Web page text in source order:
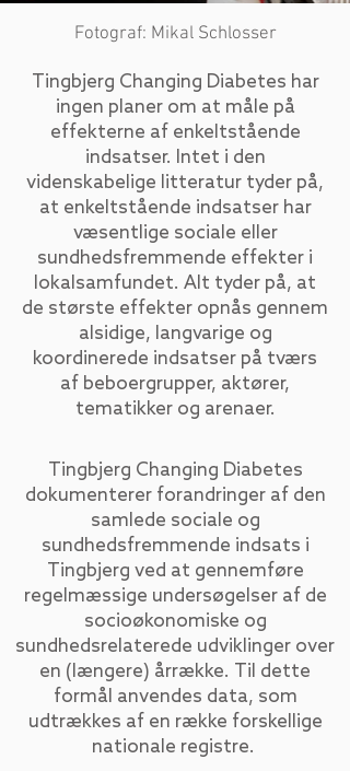
Fotograf: Mikal Schlosser
Tingbjerg Changing Diabetes har
ingen planer om at måle på
effekterne af enkeltstående
indsatser. Intet i den
videnskabelige litteratur tyder på,
at enkeltstående indsatser har
væsentlige sociale eller
sundhedsfremmende effekter i
lokalsamfundet. Alt tyder på, at
de største effekter opnås gennem
alsidige, langvarige og
koordinerede indsatser på tværs
af beboergrupper, aktører,
tematikker og arenaer.
Tingbjerg Changing Diabetes
dokumenterer forandringer af den
samlede sociale og
sundhedsfremmende indsats i
Tingbjerg ved at gennemføre
regelmæssige undersøgelser af de
socioøkonomiske og
sundhedsrelaterede udviklinger over
en (længere) årrække. Til dette
formål anvendes data, som
udtrækkes af en række forskellige
nationale registre.